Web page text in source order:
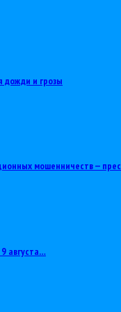
дожди и грозы
мошенничеств —
августа…